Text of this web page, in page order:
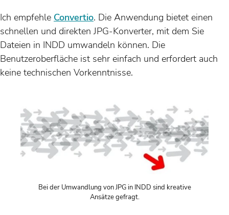
Ich empfehle Convertio. Die Anwendung bietet einen
schnellen und direkten JPG-Konverter, mit dem Sie
Dateien in INDD umwandeln können. Die
Benutzeroberfläche ist sehr einfach und erfordert auch
keine technischen Vorkenntnisse.
Bei der Umwandlung von JPG in INDD sind kreative
Ansätze gefragt.